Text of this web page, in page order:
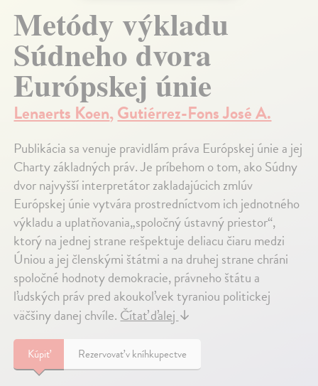
Metódy výkladu
Súdneho dvora
Európskej únie
Lenaerts Koen,Gutiérrez-Fons José A.
Publikácia sa venuje pravidlám práva Európskej únie a jej
Charty základných práv. Je príbehom o tom, ako Súdny
dvor najvyšší interpretátor zakladajúcich zmlúv
Európskej únie vytvára prostredníctvom ich jednotného
výkladu a uplatňovania„spoločný ústavný priestor“,
ktorý na jednej strane rešpektuje deliacu čiaru medzi
Úniou a jej členskými štátmi a na druhej strane chráni
spoločné hodnoty demokracie, právneho štátu a
ľudských práv pred akoukoľvek tyraniou politickej
väčšiny danej chvíle.Čítať ďalej↓
Kúpiť Rezervovať v kníhkupectve